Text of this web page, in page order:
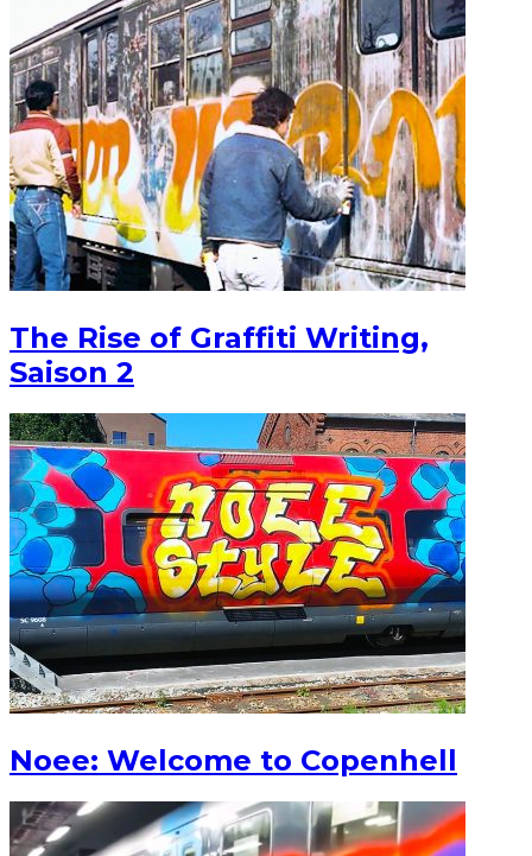
The Rise of Graffiti Writing,
Saison 2
Noee: Welcome to Copenhell